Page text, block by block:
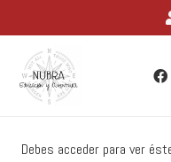
Debes acceder para ver